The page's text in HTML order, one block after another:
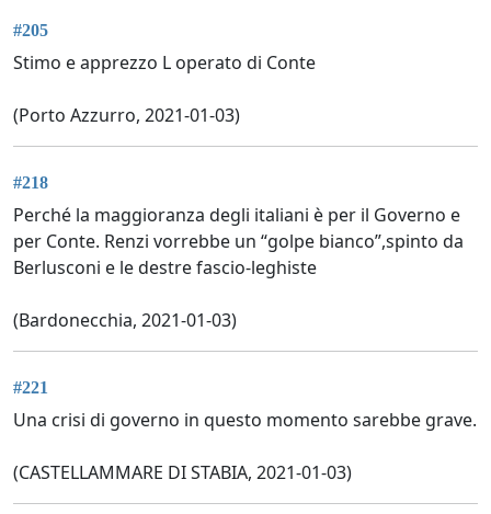
#205
Stimo e apprezzo L operato di Conte
(Porto Azzurro, 2021-01-03)
#218
Perché la maggioranza degli italiani è per il Governo e
per Conte. Renzi vorrebbe un “golpe bianco”,spinto da
Berlusconi e le destre fascio-leghiste
(Bardonecchia, 2021-01-03)
#221
Una crisi di governo in questo momento sarebbe grave.
(CASTELLAMMARE DI STABIA, 2021-01-03)